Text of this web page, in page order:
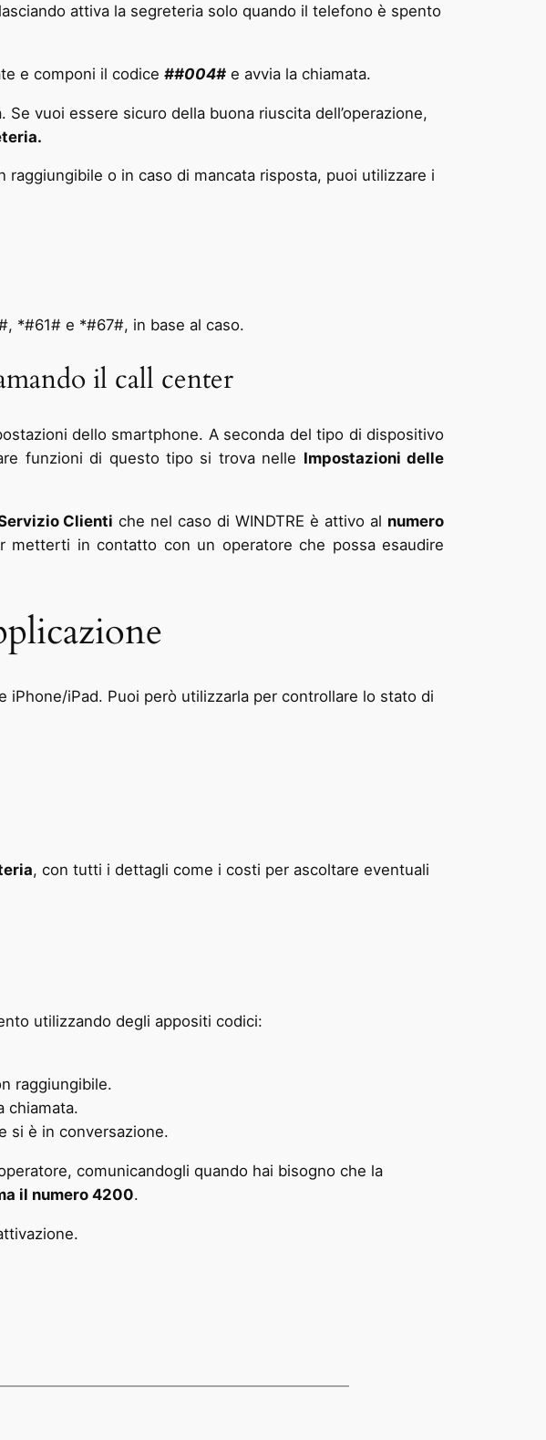
attiva la segreteria solo quando il telefono è spento
e componi il codice ##004# e avvia la chiamata.
vuoi essere sicuro della buona riuscita dell’operazione,
o in caso di mancata risposta, puoi utilizzare i
*#61# e *#67#, in base al caso.
il call center
dello smartphone. A seconda del tipo di dispositivo
funzioni di questo tipo si trova nelle Impostazioni delle
Clienti che nel caso di WINDTRE è attivo al numero
in contatto con un operatore che possa esaudire
iPhone/iPad. Puoi però utilizzarla per controllare lo stato di
, con tutti i dettagli come i costi per ascoltare eventuali
utilizzando degli appositi codici:
raggiungibile.
chiamata.
si è in conversazione.
comunicandogli quando hai bisogno che la
il numero 4200.